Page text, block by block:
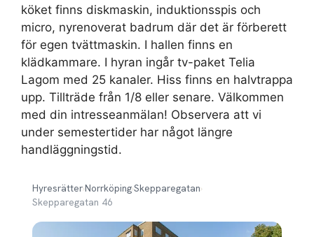
köket finns diskmaskin, induktionsspis och
micro, nyrenoverat badrum där det är förberett
för egen tvättmaskin. I hallen finns en
klädkammare. I hyran ingår tv-paket Telia
Lagom med 25 kanaler. Hiss finns en halvtrappa
upp. Tillträde från 1/8 eller senare. Välkommen
med din intresseanmälan! Observera att vi
under semestertider har något längre
handläggningstid.
Hyresrätter›Norrköping›Skepparegatan›
Skepparegatan 46